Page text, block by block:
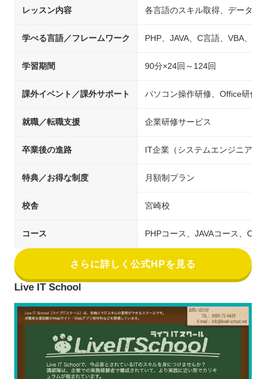
レッスン内容 各言語のスキル取得、データベ
学べる言語／フレームワーク PHP、JAVA、C言語、VBA、
学習期間 90分×24回～124回
課外イベント／課外サポート パソコン操作研修、Office研修
就職／転職支援 企業研修サービス
卒業後の進路 IT企業（システムエンジニア／
特典／お得な制度 月額制プラン
校舎 宮崎校
コース PHPコース、JAVAコース、C
さらに詳しく公式HPを見る
Live IT School